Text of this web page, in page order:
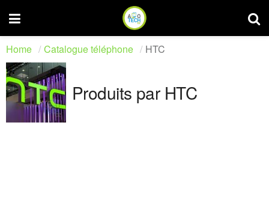
Home Catalogue téléphone HTC
Produits par HTC